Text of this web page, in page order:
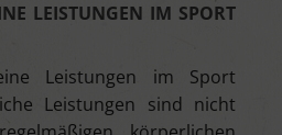
LEISTUNGEN IM SPORT
Leistungen im Sport
Leistungen sind nicht